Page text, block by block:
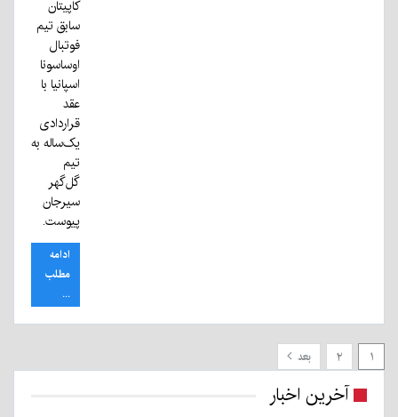
کاپیتان
سابق تیم
فوتبال
اوساسونا
اسپانیا با
عقد
قراردادی
یک‌ساله به
تیم
گل‌گهر
سیرجان
پیوست.
ادامه
مطلب
...
۱ ۲ بعد
آخرین اخبار